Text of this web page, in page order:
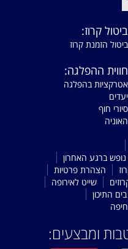
ביטול קרוז:
ביטול הזמנת קרוז
חווית ההפלגה:
אטרקציות בהפלגה
יעדים
סיורי חוף
האוניה
נופש ברגע האחרון
הצהרת פרטיות
שייט לאירופה
התיכון
ומבצעים: